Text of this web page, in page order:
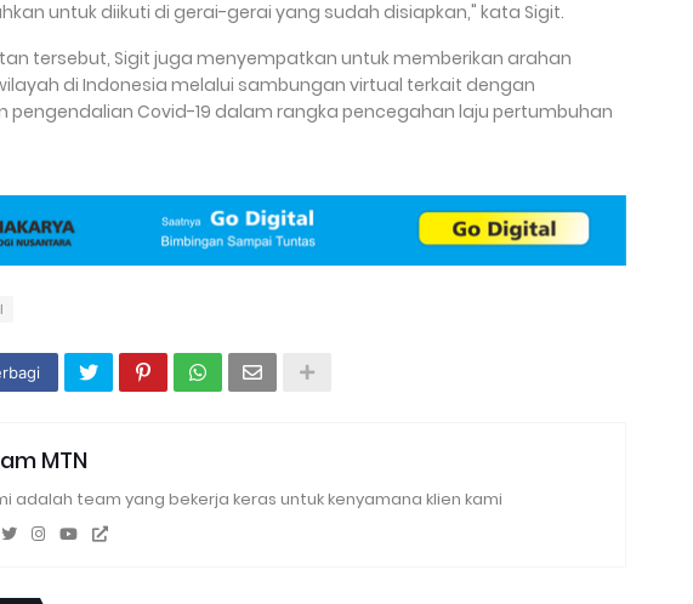
untuk diikuti di gerai-gerai yang sudah disiapkan," kata Sigit.
tersebut, Sigit juga menyempatkan untuk memberikan arahan
di Indonesia melalui sambungan virtual terkait dengan
pengendalian Covid-19 dalam rangka pencegahan laju pertumbuhan
MTN
adalah team yang bekerja keras untuk kenyamana klien kami